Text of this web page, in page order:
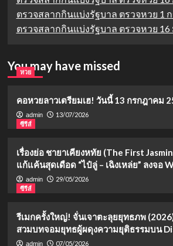
ตรวจสลากกินแบ่งรัฐบาล ตรวจหวย 1
ตรวจสลากกินแบ่งรัฐบาล ตรวจหวย
You may have missed
หวย
คอหวยลาวเตรียมเฮ! วันนี้ 13 กรกฎาคม
admin
13/07/2026
ซีรีส์
เรื่องย่อ ชายาเคียงหทัย (The First
แก้แค้นสุดเดือด “ไป๋ลู่ – เฉิงเหล่ย” ลงจอ
admin
29/05/2026
ซีรีส์
รีเมกครั้งใหญ่! จั่นเจาตะลุยยุทธภพ (2026)
สวมบทจอมยุทธผู้ผดุงความยุติธรรมบน
admin 07/05/2026